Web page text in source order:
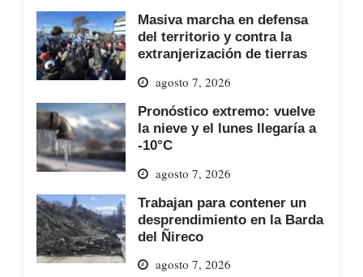
Masiva marcha en defensa
del territorio y contra la
extranjerización de tierras
agosto 7, 2026
Pronóstico extremo: vuelve
la nieve y el lunes llegaría a
-10°C
agosto 7, 2026
Trabajan para contener un
desprendimiento en la Barda
del Ñireco
agosto 7, 2026